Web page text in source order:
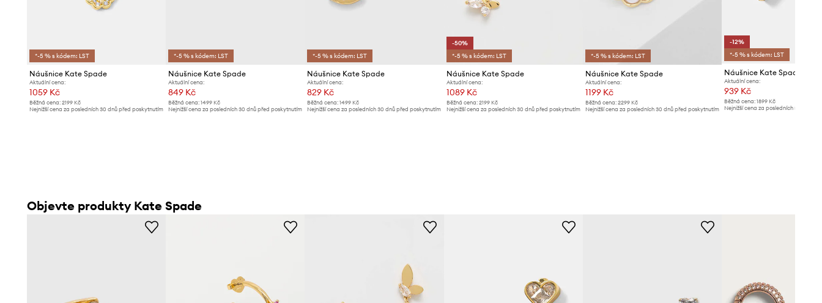
*-5 % s kódem: LST
Náušnice Kate Spade
Aktuální cena:
1059 Kč
Běžná cena: 2199 Kč
Nejnižší cena za posledních 30 dnů před poskytnutím
*-5 % s kódem: LST
Náušnice Kate Spade
Aktuální cena:
849 Kč
Běžná cena:1499 Kč
Nejnižší cena za posledních 30 dnů před poskytnutím
*-5 % s kódem: LST
Náušnice Kate Spade
Aktuální cena:
829 Kč
Běžná cena: 1499 Kč
Nejnižší cena za posledních 30 dnů před poskytnutím
-50%
*-5 % s kódem: LST
Náušnice Kate Spade
Aktuální cena:
1089 Kč
Běžná cena: 2199 Kč
Nejnižší cena za posledních 30 dnů před poskytnutím
*-5 % s kódem: LST
Náušnice Kate Spade
Aktuální cena:
1199 Kč
Běžná cena:2299 Kč
Nejnižší cena za posledních 30 dnů před poskytnutím
-12%
*-5 % s kódem: LST
Náušnice Kate Spade
Aktuální cena:
939 Kč
Běžná cena: 1899 Kč
Nejnižší cena za posledních 30 dnů
Objevte produkty Kate Spade